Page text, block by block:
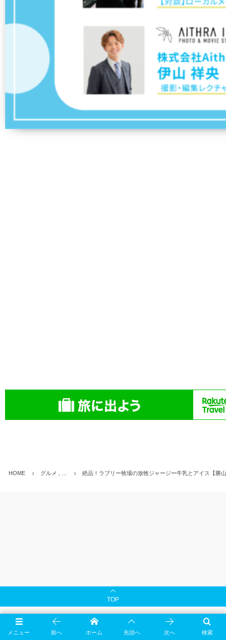
HOME グルメ , … 絶品！ラブリー牧場の放牧ジャージー牛乳とアイス【勝
TOP
メニュー 検索
前へ ホーム 先頭へ 次へ